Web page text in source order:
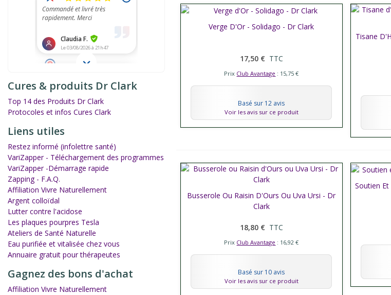
Cures & produits Dr Clark
Top 14 des Produits Dr Clark
Protocoles et infos Cures Clark
Liens utiles
Restez informé (infolettre santé)
VariZapper - Téléchargement des programmes
VariZapper -Démarrage rapide
Zapping - F.A.Q.
Affiliation Vivre Naturellement
Argent colloïdal
Lutter contre l'acidose
Les plaques pourpres Tesla
Ateliers de Santé Naturelle
Eau purifiée et vitalisée chez vous
Annuaire gratuit pour thérapeutes
Gagnez des bons d'achat
Affiliation Vivre Naturellement
Afficher plus
Verge D'Or - Solidago - Dr Clark
17,50 € TTC
Prix Club Avantage : 15,75 €
Basé sur 12 avis
Voir les avis sur ce produit
Tisane
Afficher plus
Busserole Ou Raisin D'Ours Ou Uva Ursi - Dr
Clark
18,80 € TTC
Prix Club Avantage : 16,92 €
Basé sur 10 avis
Voir les avis sur ce produit
Soutien